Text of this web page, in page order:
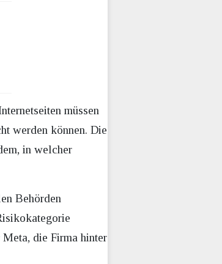
müssen
werden können. Die
in welcher
Behörden
die Firma hinter